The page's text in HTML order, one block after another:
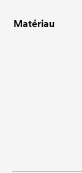
Matériau